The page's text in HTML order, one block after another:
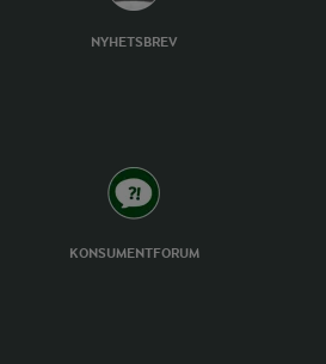
NYHETSBREV
KONSUMENTFORUM